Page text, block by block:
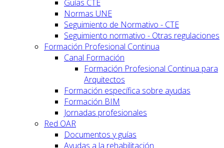
Guías CTE
Normas UNE
Seguimiento de Normativo - CTE
Seguimiento normativo - Otras regulaciones
Formación Profesional Continua
Canal Formación
Formación Profesional Continua para
Arquitectos
Formación específica sobre ayudas
Formación BIM
Jornadas profesionales
Red OAR
Documentos y guías
Ayudas a la rehabilitación